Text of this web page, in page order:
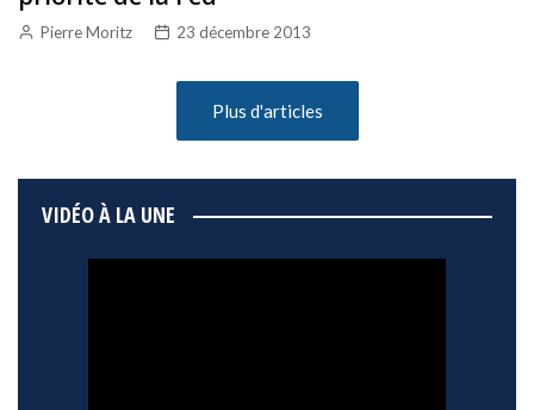
Pierre Moritz 23 décembre 2013
Plus d'articles
VIDÉO À LA UNE